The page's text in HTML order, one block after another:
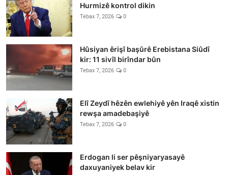
Hurmizê kontrol dikin
Tebax 7, 2026 0
Hûsiyan êrişî başûrê Erebistana Siûdî
kir: 11 sivîl birîndar bûn
Tebax 7, 2026 0
Elî Zeydî hêzên ewlehiyê yên Iraqê xistin
rewşa amadebaşiyê
Tebax 7, 2026 0
Erdogan li ser pêşniyaryasayê
daxuyaniyek belav kir